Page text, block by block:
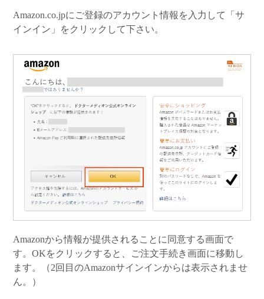
Amazon.co.jpにご登録のアカウント情報を入力して「サ
インイン」をクリックして下さい。
Amazonから情報が提供されることに同意する画面で
す。OKをクリックすると、ご注文手続き画面に移動し
ます。（2回目のAmazonサインインからは表示されませ
ん。）